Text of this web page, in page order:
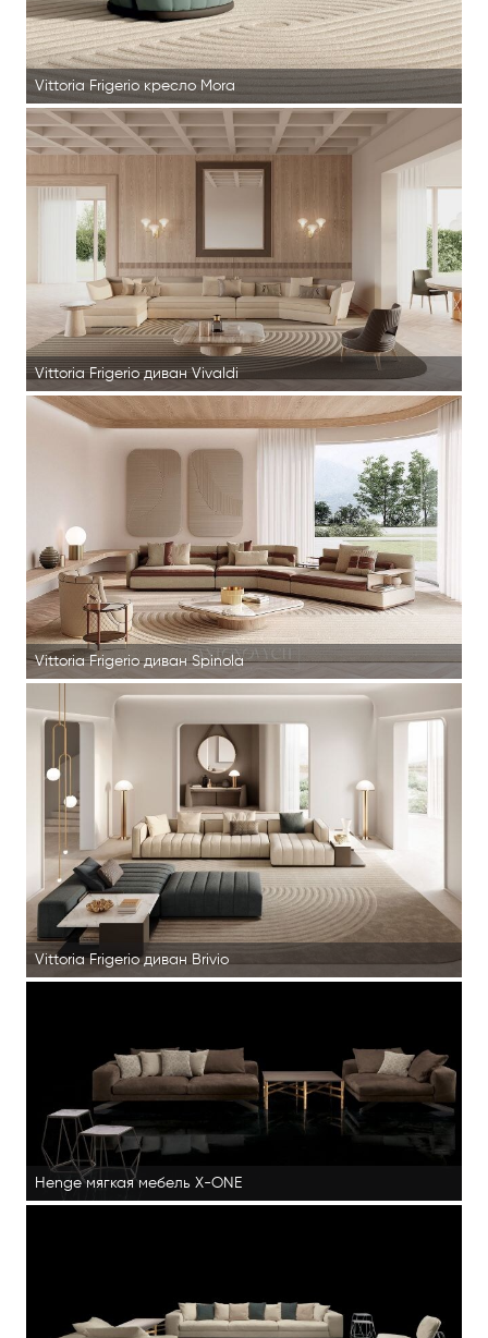
Vittoria Frigerio кресло Mora
Vittoria Frigerio диван Vivaldi
Vittoria Frigerio диван Spinola
Vittoria Frigerio диван Brivio
Henge мягкая мебель X-ONE